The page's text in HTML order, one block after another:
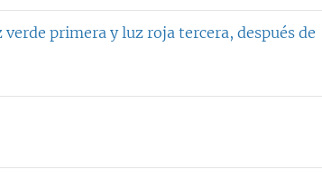
primera y luz roja tercera, después de